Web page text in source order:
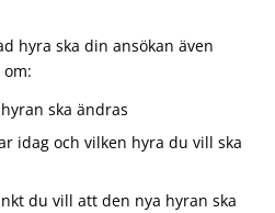
hyra ska din ansökan även
ska ändras
idag och vilken hyra du vill ska
du vill att den nya hyran ska